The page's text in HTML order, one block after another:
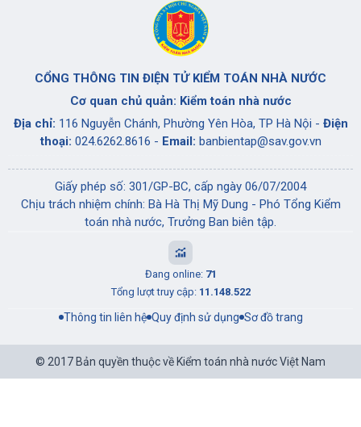
CỔNG THÔNG TIN ĐIỆN TỬ KIỂM TOÁN NHÀ NƯỚC
Cơ quan chủ quản: Kiểm toán nhà nước
Địa chỉ: 116 Nguyễn Chánh, Phường Yên Hòa, TP Hà Nội - Điện
thoại: 024.6262.8616 - Email: banbientap@sav.gov.vn
Giấy phép số: 301/GP-BC, cấp ngày 06/07/2004
Chịu trách nhiệm chính: Bà Hà Thị Mỹ Dung - Phó Tổng Kiểm
toán nhà nước, Trưởng Ban biên tập.
Đang online: 71
Tổng lượt truy cập: 11.148.522
Thông tin liên hệ Quy định sử dụng Sơ đồ trang
© 2017 Bản quyền thuộc về Kiểm toán nhà nước Việt Nam